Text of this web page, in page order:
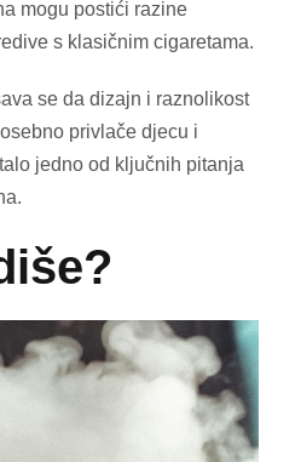
mogu postići razine
s klasičnim cigaretama.
se da dizajn i raznolikost
privlače djecu i
jedno od ključnih pitanja